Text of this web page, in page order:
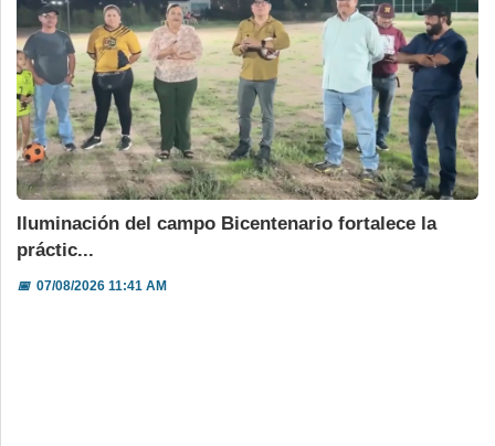
Iluminación del campo Bicentenario fortalece la
práctic...
📅07/08/2026 11:41 AM